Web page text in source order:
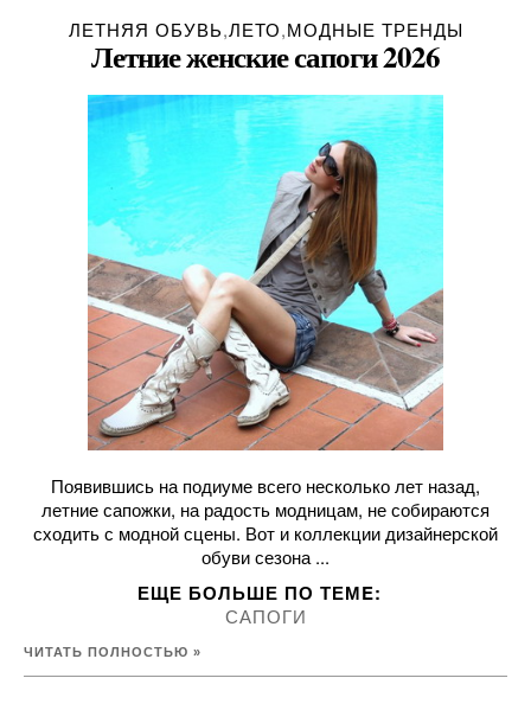
ЛЕТНЯЯ ОБУВЬ,ЛЕТО,МОДНЫЕ ТРЕНДЫ
Летние женские сапоги 2026
Появившись на подиуме всего несколько лет назад,
летние сапожки, на радость модницам, не собираются
сходить с модной сцены. Вот и коллекции дизайнерской
обуви сезона ...
ЕЩЕ БОЛЬШЕ ПО ТЕМE:
САПОГИ
ЧИТАТЬ ПОЛНОСТЬЮ »